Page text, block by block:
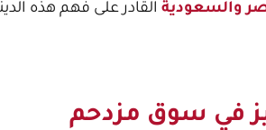
والسعودية القادر على فهم هذه
في سوق مزدحم